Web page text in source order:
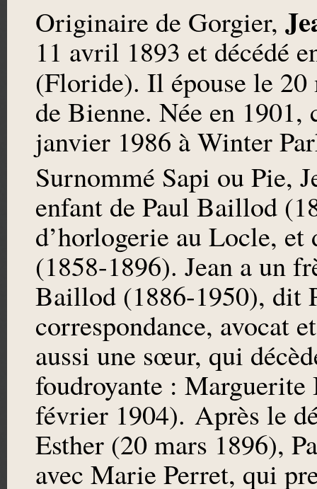
Originaire de Gorgier,
11 avril 1893 et décédé
(Floride). Il épouse le
de Bienne. Née en 1901,
janvier 1986 à Winter
Surnommé Sapi ou Pie,
enfant de Paul Baillod
d’horlogerie au Locle,
(1858-1896). Jean a un
Baillod (1886-1950), dit
correspondance, avocat
aussi une sœur, qui
foudroyante :
février 1904). Après le
Esther (20 mars 1896),
avec Marie Perret, qui